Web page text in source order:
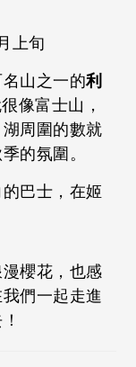
上旬
山之一的利
像富士山，
周圍的數就
的氛圍。
巴士，在姬
漫櫻花，也感
們一起走進